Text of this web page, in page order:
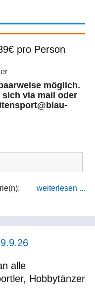
A ab 4x 120 Minuten, 39€ pro Person
möglich.
sich via mail oder
weiterlesen ...
alle
Hobbytänzer